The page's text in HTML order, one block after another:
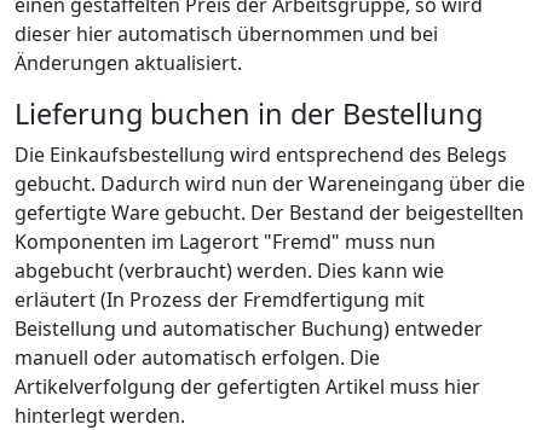
dieser hier automatisch übernommen und bei
Änderungen aktualisiert.
Lieferung buchen in der Bestellung
Die Einkaufsbestellung wird entsprechend des Belegs
gebucht. Dadurch wird nun der Wareneingang über die
gefertigte Ware gebucht. Der Bestand der beigestellten
Komponenten im Lagerort "Fremd" muss nun
abgebucht (verbraucht) werden. Dies kann wie
erläutert (In Prozess der Fremdfertigung mit
Beistellung und automatischer Buchung) entweder
manuell oder automatisch erfolgen. Die
Artikelverfolgung der gefertigten Artikel muss hier
hinterlegt werden.